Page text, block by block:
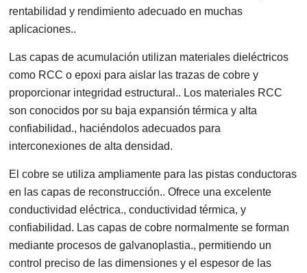
rentabilidad y rendimiento adecuado en muchas
aplicaciones..
Las capas de acumulación utilizan materiales dieléctricos
como RCC o epoxi para aislar las trazas de cobre y
proporcionar integridad estructural.. Los materiales RCC
son conocidos por su baja expansión térmica y alta
confiabilidad., haciéndolos adecuados para
interconexiones de alta densidad.
El cobre se utiliza ampliamente para las pistas conductoras
en las capas de reconstrucción.. Ofrece una excelente
conductividad eléctrica., conductividad térmica, y
confiabilidad. Las capas de cobre normalmente se forman
mediante procesos de galvanoplastia., permitiendo un
control preciso de las dimensiones y el espesor de las